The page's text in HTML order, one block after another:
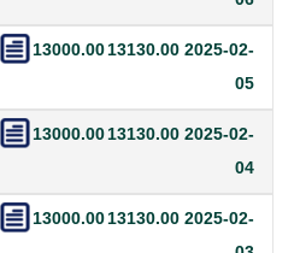
13130.00
13000.00
13130.00
13000.00
13130.00
13000.00